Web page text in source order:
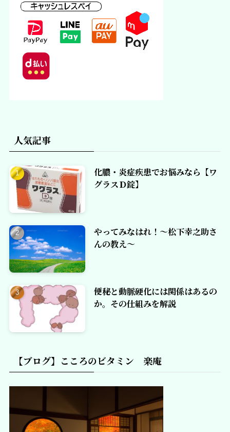
人気記事
化膿・炎症疾患でお悩みなら【ワ
グラスＤ錠】
やってみなはれ！～松下幸之助さ
んの教え～
便秘と動脈硬化には関係はあるの
か。その仕組みを解説
【ブログ】こころのビタミン 楽庵